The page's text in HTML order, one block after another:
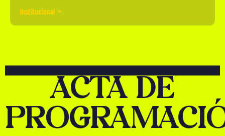
Institucional
ACTA DE